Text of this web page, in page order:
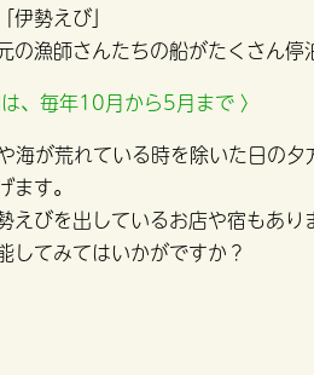
勢えび」
の漁師さんたちの船がたくさん停
、毎年10月から5月まで 〉
海が荒れている時を除いた日の
ます。
えびを出しているお店や宿もあり
してみてはいかがですか？